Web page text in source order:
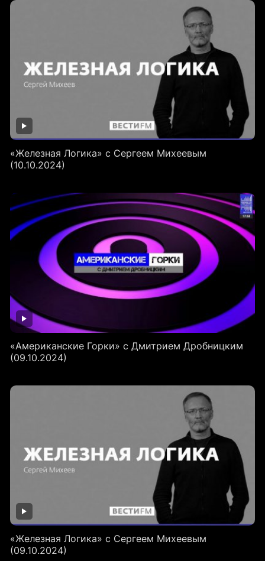
«Железная Логика» с Сергеем Михеевым
(10.10.2024)
«Американские Горки» с Дмитрием Дробницким
(09.10.2024)
«Железная Логика» с Сергеем Михеевым
(09.10.2024)